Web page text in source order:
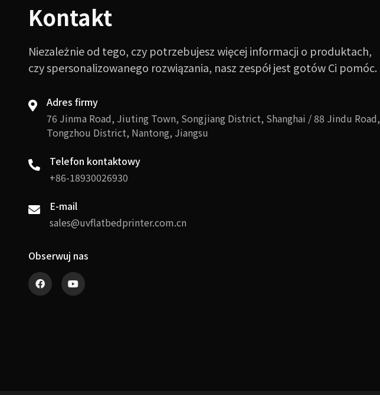
Kontakt
Niezależnie od tego, czy potrzebujesz więcej informacji o produktach,
czy spersonalizowanego rozwiązania, nasz zespół jest gotów Ci pomóc.
Adres firmy
76 Jinma Road, Jiuting Town, Songjiang District, Shanghai / 88 Jindu Road,
Tongzhou District, Nantong, Jiangsu
Telefon kontaktowy
+86-18930026930
E-mail
sales@uvflatbedprinter.com.cn
Obserwuj nas